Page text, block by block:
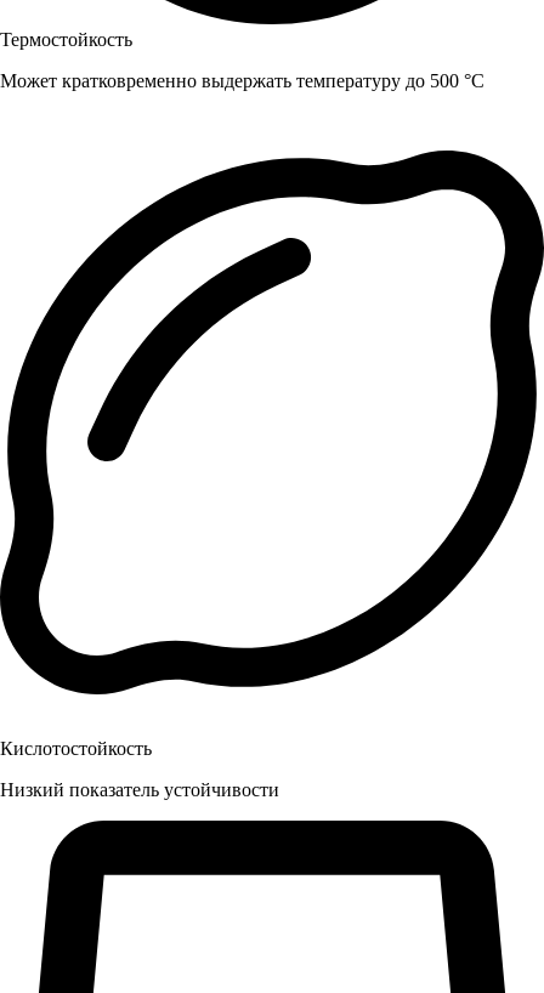
Термостойкость
Может кратковременно выдержать температуру до 500 °C
Кислотостойкость
Низкий показатель устойчивости